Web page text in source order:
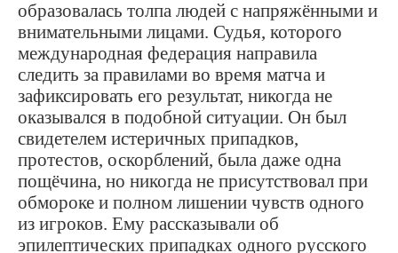
образовалась толпа людей с напряжёнными и
внимательными лицами. Судья, которого
международная федерация направила
следить за правилами во время матча и
зафиксировать его результат, никогда не
оказывался в подобной ситуации. Он был
свидетелем истеричных припадков,
протестов, оскорблений, была даже одна
пощёчина, но никогда не присутствовал при
обмороке и полном лишении чувств одного
из игроков. Ему рассказывали об
эпилептических припадках одного русского